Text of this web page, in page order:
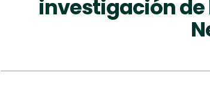
investigación de